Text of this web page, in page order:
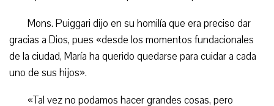
Mons. Puiggari dijo en su homilía que era preciso dar
gracias a Dios, pues «desde los momentos fundacionales
de la ciudad, María ha querido quedarse para cuidar a cada
uno de sus hijos».
«Tal vez no podamos hacer grandes cosas, pero